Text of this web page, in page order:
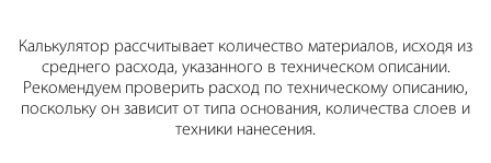
Калькулятор рассчитывает количество материалов, исходя из
среднего расхода, указанного в техническом описании.
Рекомендуем проверить расход по техническому описанию,
поскольку он зависит от типа основания, количества слоев и
техники нанесения.